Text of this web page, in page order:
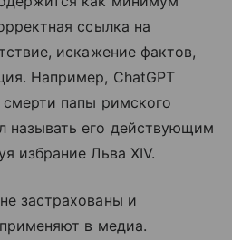
ссылка на
искажение фактов,
Например, ChatGPT
смерти папы римского
называть его действующим
избрание Льва XIV.
застрахованы и
в медиа.